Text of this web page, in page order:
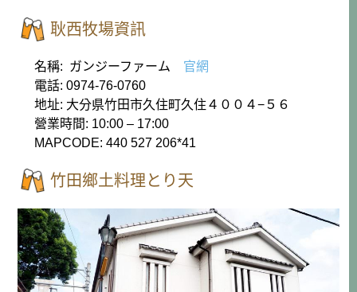
耿西牧場資訊
名稱: ガンジーファーム 官網
電話: 0974-76-0760
地址: 大分県竹田市久住町久住４００４−５６
營業時間: 10:00 – 17:00
MAPCODE: 440 527 206*41
竹田鄉土料理とり天